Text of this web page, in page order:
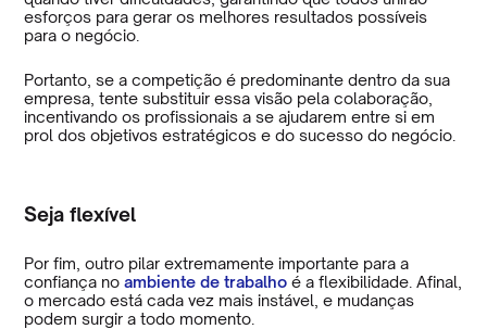
esforços para gerar os melhores resultados possíveis
para o negócio.
Portanto, se a competição é predominante dentro da sua
empresa, tente substituir essa visão pela colaboração,
incentivando os profissionais a se ajudarem entre si em
prol dos objetivos estratégicos e do sucesso do negócio.
Seja flexível
Por fim, outro pilar extremamente importante para a
confiança noambiente de trabalho é a flexibilidade. Afinal,
o mercado está cada vez mais instável, e mudanças
podem surgir a todo momento.